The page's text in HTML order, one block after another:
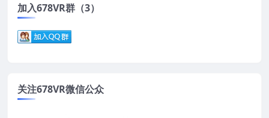
加入678VR群（3）
关注678VR微信公众